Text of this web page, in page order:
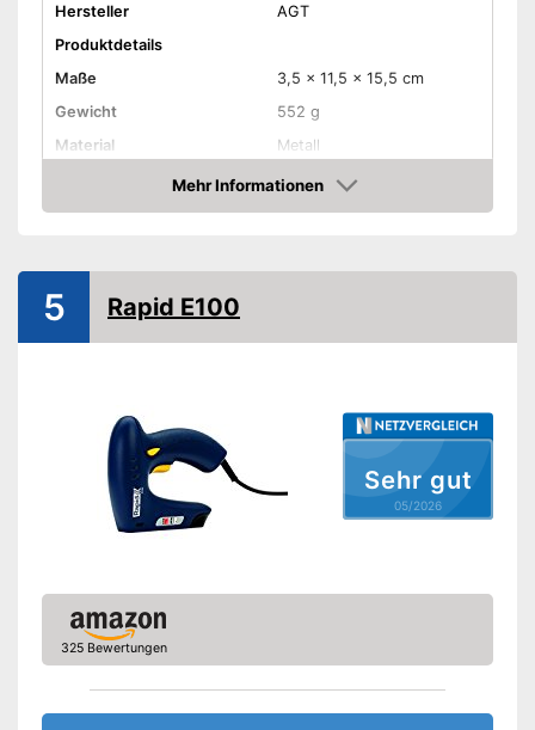
Hersteller
AGT
Produktdetails
Maße
3,5 x 11,5 x 15,5 cm
Gewicht
552 g
Material
Metall
Amazon Lieferzeit
siehe Anbieter
Mehr Informationen
Amazon
Sehr gut
05/2026
5 Rapid E100
325 Bewertungen